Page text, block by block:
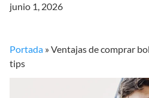
junio 1, 2026
Portada »Ventajas de comprar
tips